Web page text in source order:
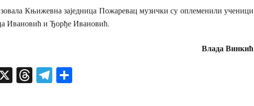
Књижевна заједница Пожаревац музички су оплеменили ученици
Ивановић и Ђорђе Ивановић.
Влада Винкић
X ThreadsTelegram